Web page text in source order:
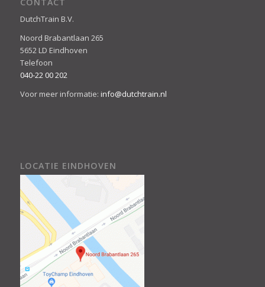
DutchTrain B.V.
Noord Brabantlaan 265
5652 LD Eindhoven
Telefoon
040-22 00 202
Voor meer informatie: info@dutchtrain.nl
LOCATIE EINDHOVEN